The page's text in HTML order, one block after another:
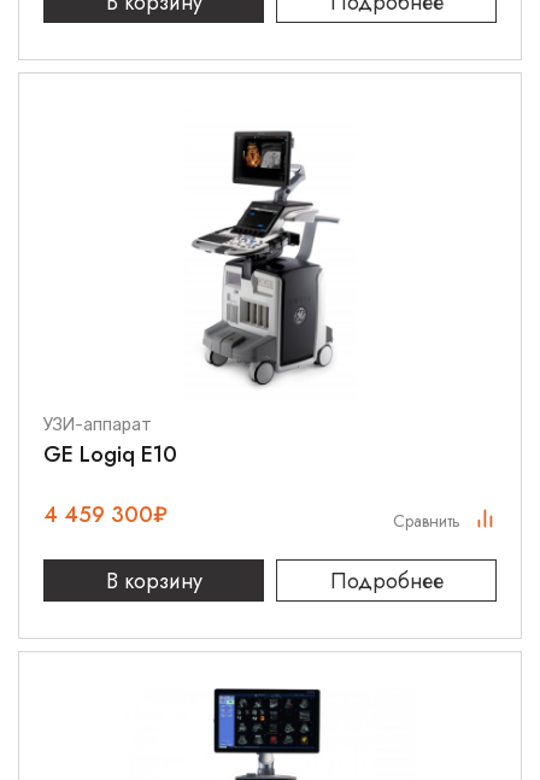
УЗИ-аппарат
GE Logiq E10
4 459 300₽
В корзину Подробнее
Сравнить